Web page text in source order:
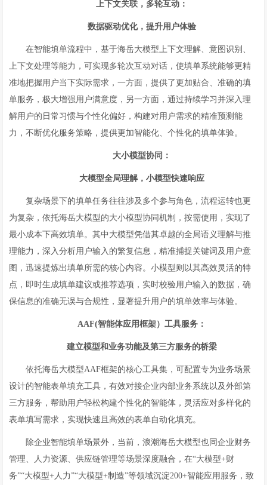
上下文关联，多轮互动：
数据驱动优化，提升用户体验
在智能填单流程中，基于海岳大模型上下文理解、意图识别、
上下文处理等能力，可实现多轮次互动对话，使填单系统能够更精
准地把握用户当下实际需求，一方面，提供了更加贴合、准确的填
单服务，极大增强用户满意度，另一方面，通过持续学习并深入理
解用户的日常习惯与个性化偏好，构建对用户需求的精准预测能
力，不断优化服务策略，提供更加智能化、个性化的填单体验。
大小模型协同：
大模型全局理解，小模型快速响应
复杂场景下的填单任务往往涉及多个参与角色，流程运转也更
为复杂，依托海岳大模型的大小模型协同机制，按需使用，实现了
最小成本下高效填单。其中大模型凭借其卓越的全局语义理解与推
理能力，深入分析用户输入的繁复信息，精准捕捉关键词及用户意
图，迅速提炼出填单所需的核心内容。小模型则以其高效灵活的特
点，即时生成填单建议或推荐选项，实时校验用户输入的数据，确
保信息的准确无误与合规性，显著提升用户的填单效率与体验。
AAF(智能体应用框架）工具服务：
建立模型和业务功能及第三方服务的桥梁
依托海岳大模型AAF框架的核心工具集，可配置专为业务场景
设计的智能表单填充工具，有效对接企业内部业务系统以及外部第
三方服务，帮助用户轻松构建个性化的智能体，灵活应对多样化的
表单填写需求，实现快速且高效的表单自动化填充。
除企业智能填单场景外，当前，浪潮海岳大模型也同企业财务
管理、人力资源、供应链管理等场景深度融合，在“大模型+财
务”“大模型+人力”“大模型+制造”等领域沉淀200+智能应用服务，致